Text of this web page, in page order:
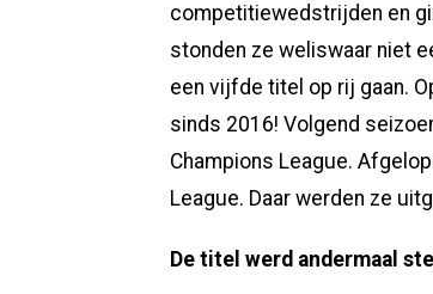
competitiewedstrijden en
stonden ze weliswaar niet
een vijfde titel op rij gaan.
sinds 2016! Volgend
Champions League.
League. Daar werden ze
De titel werd andermaal